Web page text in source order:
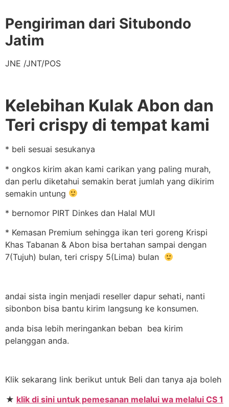
Pengiriman dari Situbondo
Jatim
JNE /JNT/POS
Kelebihan Kulak Abon dan
Teri crispy di tempat kami
* beli sesuai sesukanya
* ongkos kirim akan kami carikan yang paling murah,
dan perlu diketahui semakin berat jumlah yang dikirim
semakin untung
* bernomor PIRT Dinkes dan Halal MUI
* Kemasan Premium sehingga ikan teri goreng Krispi
Khas Tabanan & Abon bisa bertahan sampai dengan
7(Tujuh) bulan, teri crispy 5(Lima) bulan
andai sista ingin menjadi reseller dapur sehati, nanti
sibonbon bisa bantu kirim langsung ke konsumen.
anda bisa lebih meringankan beban bea kirim
pelanggan anda.
Klik sekarang link berikut untuk Beli dan tanya aja boleh
★ klik di sini untuk pemesanan melalui wa melalui CS 1